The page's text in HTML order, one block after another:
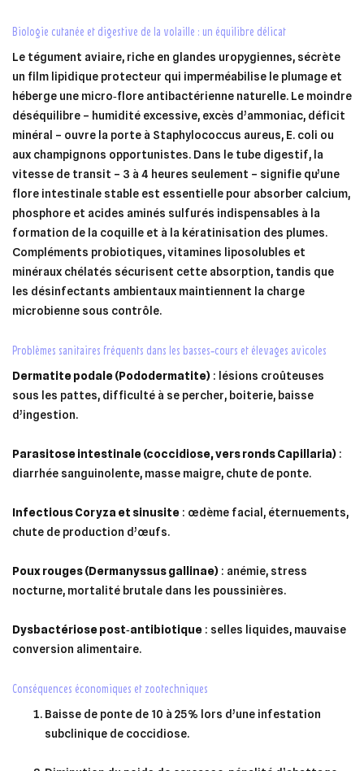
biologie cutanée et digestive de la volaille : un équilibre délicat
Le tégument aviaire, riche en glandes uropygiennes, sécrète
un film lipidique protecteur qui imperméabilise le plumage et
héberge une micro‑flore antibactérienne naturelle. Le moindre
déséquilibre – humidité excessive, excès d’ammoniac, déficit
minéral – ouvre la porte à Staphylococcus aureus, E. coli ou
aux champignons opportunistes. Dans le tube digestif, la
vitesse de transit – 3 à 4 heures seulement – signifie qu’une
flore intestinale stable est essentielle pour absorber calcium,
phosphore et acides aminés sulfurés indispensables à la
formation de la coquille et à la kératinisation des plumes.
Compléments probiotiques, vitamines liposolubles et
minéraux chélatés sécurisent cette absorption, tandis que
les désinfectants ambientaux maintiennent la charge
microbienne sous contrôle.
problèmes sanitaires fréquents dans les basses‑cours et élevages avicoles
Dermatite podale (Pododermatite) : lésions croûteuses
sous les pattes, difficulté à se percher, boiterie, baisse
d’ingestion.
Parasitose intestinale (coccidiose, vers ronds Capillaria) :
diarrhée sanguinolente, masse maigre, chute de ponte.
Infectious Coryza et sinusite : œdème facial, éternuements,
chute de production d’œufs.
Poux rouges (Dermanyssus gallinae) : anémie, stress
nocturne, mortalité brutale dans les poussinières.
Dysbactériose post‑antibiotique : selles liquides, mauvaise
conversion alimentaire.
conséquences économiques et zootechniques
Baisse de ponte de 10 à 25 % lors d’une infestation
subclinique de coccidiose.